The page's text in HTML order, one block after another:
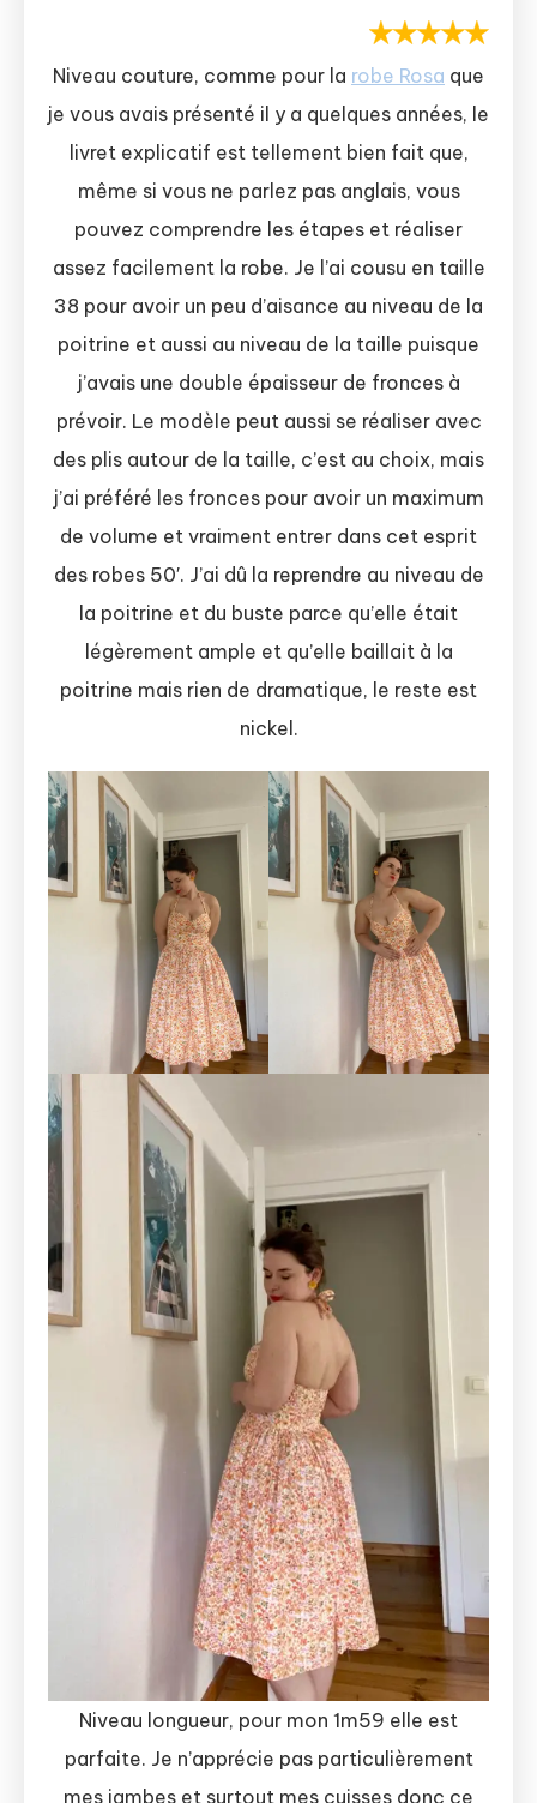
Niveau couture, comme pour la robe Rosa que
je vous avais présenté il y a quelques années, le
livret explicatif est tellement bien fait que,
même si vous ne parlez pas anglais, vous
pouvez comprendre les étapes et réaliser
assez facilement la robe. Je l’ai cousu en taille
38 pour avoir un peu d’aisance au niveau de la
poitrine et aussi au niveau de la taille puisque
j’avais une double épaisseur de fronces à
prévoir. Le modèle peut aussi se réaliser avec
des plis autour de la taille, c’est au choix, mais
j’ai préféré les fronces pour avoir un maximum
de volume et vraiment entrer dans cet esprit
des robes 50′. J’ai dû la reprendre au niveau de
la poitrine et du buste parce qu’elle était
légèrement ample et qu’elle baillait à la
poitrine mais rien de dramatique, le reste est
nickel.
Niveau longueur, pour mon 1m59 elle est
parfaite. Je n’apprécie pas particulièrement
mes jambes et surtout mes cuisses donc ce